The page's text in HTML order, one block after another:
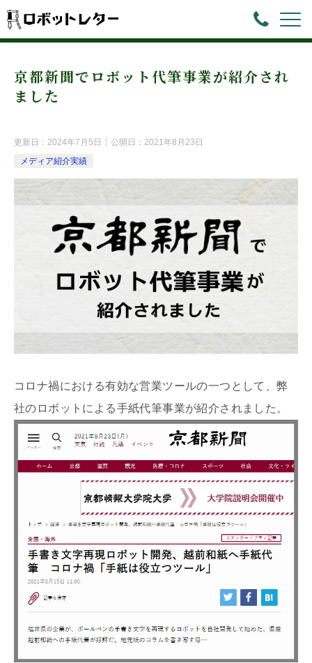
京都新聞でロボット代筆事業が紹介され
ました
更新日： 2024年7月5日 公開日： 2021年8月23日
メディア紹介実績
コロナ禍における有効な営業ツールの一つとして、弊
社のロボットによる手紙代筆事業が紹介されました。